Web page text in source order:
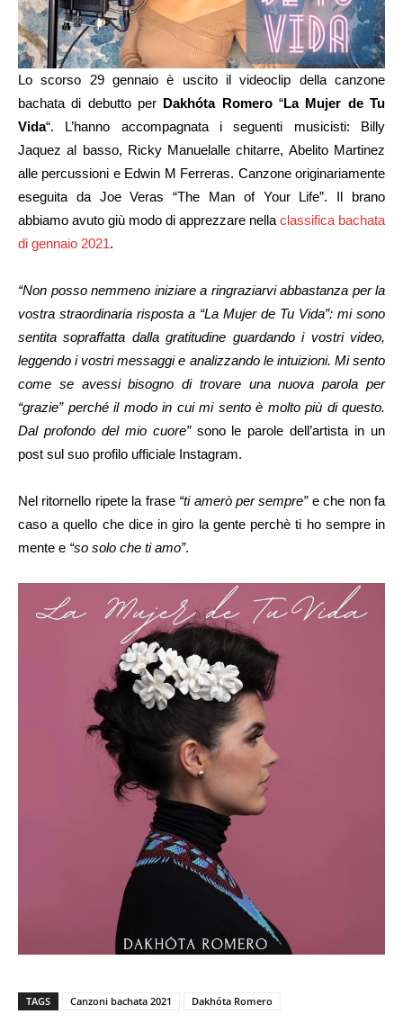
Lo scorso 29 gennaio è uscito il videoclip della canzone
bachata di debutto per Dakhóta Romero“La Mujer de Tu
Vida“. L’hanno accompagnata i seguenti musicisti: Billy
Jaquez al basso, Ricky Manuelalle chitarre, Abelito Martinez
alle percussioni e Edwin M Ferreras. Canzone originariamente
eseguita da Joe Veras “The Man of Your Life”. Il brano
abbiamo avuto giù modo di apprezzare nellaclassifica bachata
di gennaio 2021.
“Non posso nemmeno iniziare a ringraziarvi abbastanza per la
vostra straordinaria risposta a “La Mujer de Tu Vida”: mi sono
sentita sopraffatta dalla gratitudine guardando i vostri video,
leggendo i vostri messaggi e analizzando le intuizioni. Mi sento
come se avessi bisogno di trovare una nuova parola per
“grazie” perché il modo in cui mi sento è molto più di questo.
Dal profondo del mio cuore” sono le parole dell’artista in un
post sul suo profilo ufficiale Instagram.
Nel ritornello ripete la frase“ti amerò per sempre”e che non fa
caso a quello che dice in giro la gente perchè ti ho sempre in
mente e “so solo che ti amo”.
TAGS Canzoni bachata 2021 Dakhóta Romero